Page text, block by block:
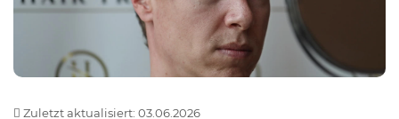
Zuletzt aktualisiert: 03.06.2026